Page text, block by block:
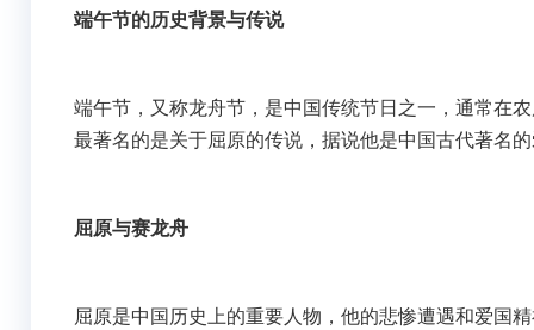
端午节的历史背景与传说
端午节，又称龙舟节，是中国传统节日之一，通常在
最著名的是关于屈原的传说，据说他是中国古代著名
屈原与赛龙舟
屈原是中国历史上的重要人物，他的悲惨遭遇和爱国